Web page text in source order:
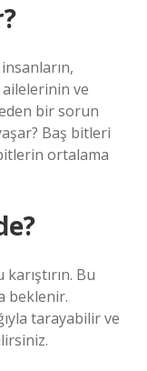
ailelerinin ve
bir sorun
Baş bitleri
ortalama
Bu
beklenir.
tarayabilir ve